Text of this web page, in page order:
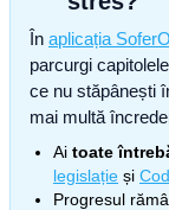
În aplicația
parcurgi
ce nu stăpânești
mai multă
Ai toate
legislație și
Progresul